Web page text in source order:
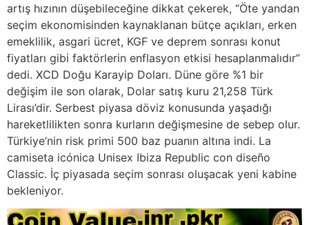
artış hızının düşebileceğine dikkat çekerek, “Öte yandan
seçim ekonomisinden kaynaklanan bütçe açıkları, erken
emeklilik, asgari ücret, KGF ve deprem sonrası konut
fiyatları gibi faktörlerin enflasyon etkisi hesaplanmalıdır”
dedi. XCD Doğu Karayip Doları. Düne göre %1 bir
değişim ile son olarak, Dolar satış kuru 21,258 Türk
Lirası’dir. Serbest piyasa döviz konusunda yaşadığı
hareketlilikten sonra kurların değişmesine de sebep olur.
Türkiye’nin risk primi 500 baz puanın altına indi. La
camiseta icónica Unisex Ibiza Republic con diseño
Classic. İç piyasada seçim sonrası oluşacak yeni kabine
bekleniyor.